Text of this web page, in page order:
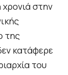
στην
της
κατάφερε
του